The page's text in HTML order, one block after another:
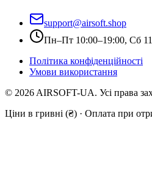
support@airsoft.shop
Пн–Пт 10:00–19:00, Сб
Політика конфіденційності
Умови використання
© 2026 AIRSOFT-UA. Усі права
Ціни в гривні (₴) · Оплата при